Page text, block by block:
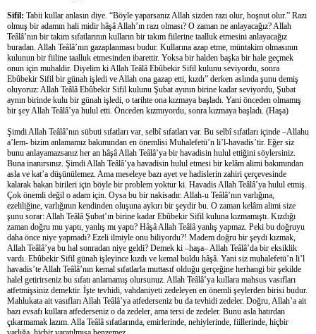
Sifil: Tabii kullar anlasın diye. “Böyle yaparsanız Allah sizden razı olur, hoşnut olur.” Razı
olmuş bir adamın hali midir hâşâ Allah’ın razı olması? O zaman ne anlayacağız? Allah
Teâlâ’nın bir takım sıfatlarının kulların bir takım fiilerine taalluk etmesini anlayacağız
buradan. Allah Teâlâ’nın gazaplanması budur. Kullarına azap etme, müntakim olmasının
kulunun bir fiiline taalluk etmesinden ibarettir. Yoksa bir halden başka bir hale geçmek
onun için muhaldir. Diyelim ki Allah Teâlâ Ebûbekir Sifil kulunu seviyordu, sonra
Ebûbekir Sifil bir günah işledi ve Allah ona gazap etti, kızdı” derken aslında şunu demiş
oluyoruz: Allah Teâlâ Ebûbekir Sifil kulunu Şubat ayının birine kadar seviyordu, Şubat
aynın birinde kulu bir günah işledi, o tarihte ona kızmaya başladı. Yani önceden olmamış
bir şey Allah Teâlâ’ya hulul etti. Önceden kızmıyordu, sonra kızmaya başladı. (Haşa)
Şimdi Allah Teâlâ’nın sübuti sıfatları var, selbî sıfatları var. Bu selbî sıfatları içinde –Allahu
a’lem- bizim anlamamız bakımından en önemlisi Muhalefetü’n li’l-havadis’tir. Eğer siz
bunu anlayamazsanız her an hâşâ Allah Teâlâ’ya bir havadisin hulul ettiğini söylersiniz.
Buna inanırsınız. Şimdi Allah Teâlâ’ya havadisin hulul etmesi bir kelâm alimi bakımından
asla ve kat’a düşünülemez. Ama meseleye bazı ayet ve hadislerin zahiri çerçevesinde
kalarak bakan birileri için böyle bir problem yoktur ki. Havadis Allah Teâlâ’ya hulul etmiş.
Çok önemli değil o adam için. Oysa bu bir nakisadır. Allah-u Teâlâ’nın varlığına,
ezeliliğine, varlığının kendinden oluşuna aykırı bir şeydir bu. O zaman kelâm alimi size
şunu sorar: Allah Teâlâ Şubat’ın birine kadar Ebûbekir Sifil kuluna kızmamıştı. Kızdığı
zaman doğru mu yaptı, yanlış mı yaptı? Hâşâ Allah Teâlâ yanlış yapmaz. Peki bu doğruyu
daha önce niye yapmadı? Ezeli ilmiyle onu biliyordu?! Madem doğru bir şeydi kızmak,
Allah Teâlâ’ya bu hal sonradan niye geldi? Demek ki –haşa– Allah Teâlâ’da bir eksiklik
vardı. Ebûbekir Sifil günah işleyince kızdı ve kemal buldu hâşâ. Yani siz muhalefetü’n li’l
havadis’te Allah Teâlâ’nın kemal sıfatlarla muttasıf olduğu gerçeğine herhangi bir şekilde
halel getirirseniz bu sıfatı anlamamış olursunuz. Allah Teâlâ’ya kullara mahsus vasıfları
atfetmişsiniz demektir. İşte tevhidi, vahdaniyeti zedeleyen en önemli şeylerden birisi budur.
Mahlukata ait vasıfları Allah Teâlâ’ya atfederseniz bu da tevhidi zedeler. Doğru, Allah’a ait
bazı evsafı kullara atfederseniz o da zedeler, ama tersi de zedeler. Bunu asla hatırdan
çıkarmamak lazım. Alla Teâlâ sıfatlarında, emirlerinde, nehiylerinde, fiillerinde, hiçbir